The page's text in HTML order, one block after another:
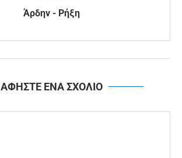
Άρδην - Ρήξη
ΑΦΗΣΤΕ ΕΝΑ ΣΧΟΛΙΟ